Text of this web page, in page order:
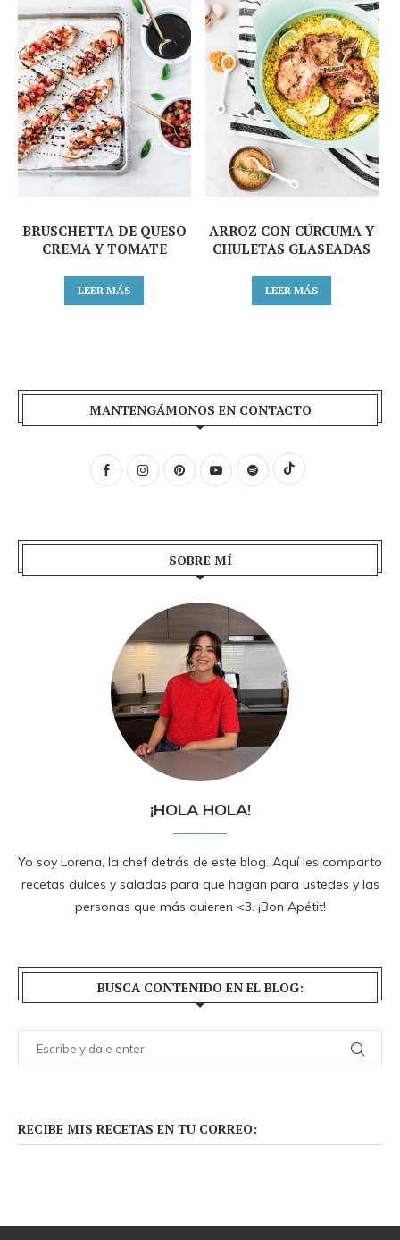
BRUSCHETTA DE QUESO
CREMA Y TOMATE
LEER MÁS
ARROZ CON CÚRCUMA Y
CHULETAS GLASEADAS
LEER MÁS
MANTENGÁMONOS EN CONTACTO
SOBRE MÍ
¡HOLA HOLA!
Yo soy Lorena, la chef detrás de este blog. Aquí les comparto
recetas dulces y saladas para que hagan para ustedes y las
personas que más quieren <3. ¡Bon Apétit!
BUSCA CONTENIDO EN EL BLOG:
RECIBE MIS RECETAS EN TU CORREO: